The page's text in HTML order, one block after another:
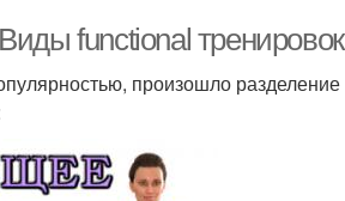
functional тренировок
произошло разделение